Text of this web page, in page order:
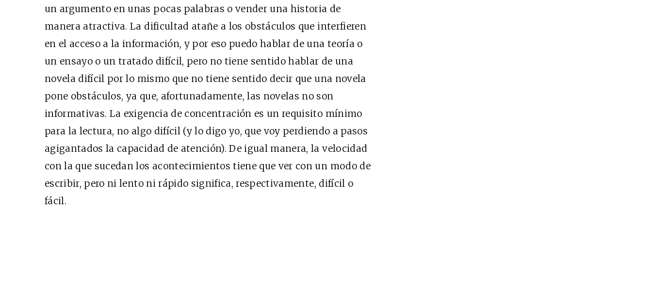
un argumento en unas pocas palabras o vender una historia de
manera atractiva. La dificultad atañe a los obstáculos que interfieren
en el acceso a la información, y por eso puedo hablar de una teoría o
un ensayo o un tratado difícil, pero no tiene sentido hablar de una
novela difícil por lo mismo que no tiene sentido decir que una novela
pone obstáculos, ya que, afortunadamente, las novelas no son
informativas. La exigencia de concentración es un requisito mínimo
para la lectura, no algo difícil (y lo digo yo, que voy perdiendo a pasos
agigantados la capacidad de atención). De igual manera, la velocidad
con la que sucedan los acontecimientos tiene que ver con un modo de
escribir, pero ni lento ni rápido significa, respectivamente, difícil o
fácil.